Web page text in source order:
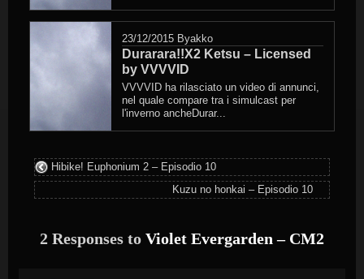
23/12/2015 Byakko
Durarara!!X2 Ketsu – Licensed
by VVVVID
VVVVID ha rilasciato un video di annunci,
nel quale compare tra i simulcast per
l'inverno ancheDurar...
Hibike! Euphonium 2 – Episodio 10
Kuzu no honkai – Episodio 10
2 Responses to Violet Evergarden – CM2